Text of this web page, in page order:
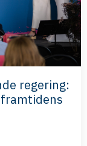
regering: